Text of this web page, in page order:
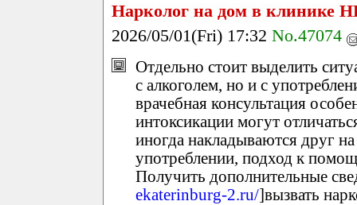
Нарколог на дом в клинике
2026/05/01(Fri) 17:32 No.47074
Отдельно стоит выделить
с алкоголем, но и с
врачебная консультация
интоксикации могут
иногда накладываются друг
употреблении, подход к
Получить дополнительные
ekaterinburg-2.ru/]вызвать